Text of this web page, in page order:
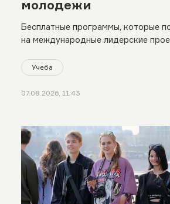
молодежи
Бесплатные программы, которые
на международные лидерские
Учеба
07.08.2026, 11:43